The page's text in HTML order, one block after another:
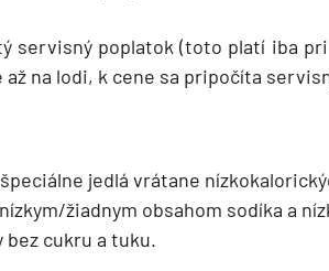
servisný poplatok (toto platí iba
na lodi, k cene sa pripočíta
jedlá vrátane
žiadnym obsahom sodíka a
cukru a tuku.